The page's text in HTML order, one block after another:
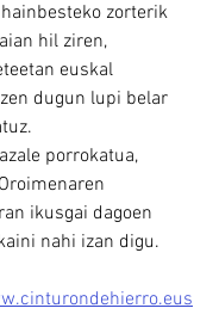
zorterik
hil ziren,
euskal
dugun lupi belar
porrokatua,
ikusgai dagoen
nahi izan digu.